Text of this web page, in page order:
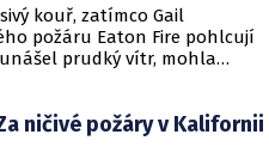
kouř, zatímco Gail
požáru Eaton Fire pohlcují
prudký vítr, mohla
ničivé požáry v Kalifornii